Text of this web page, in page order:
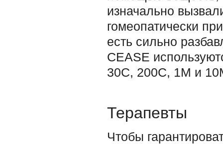
изначально
гомеопатически
есть сильно
CEASE
30C, 200C, 1M и
Терапевты
Чтобы